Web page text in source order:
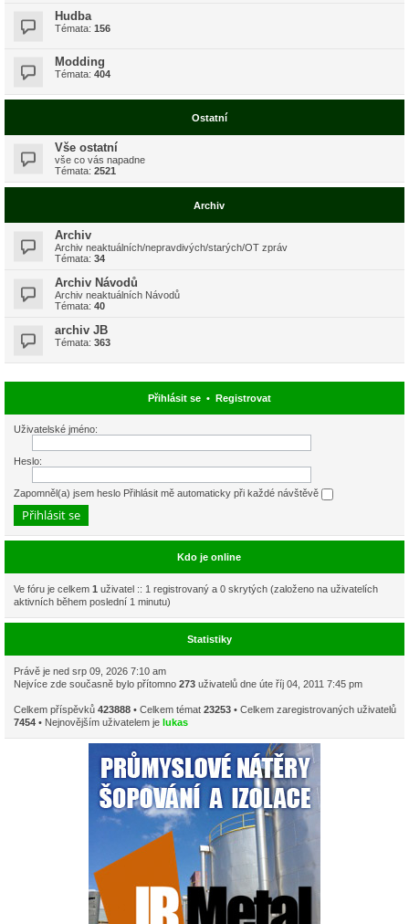
Hudba
Témata: 156
Modding
Témata: 404
Ostatní
Vše ostatní
vše co vás napadne
Témata: 2521
Archiv
Archiv
Archiv neaktuálních/nepravdivých/starých/OT zpráv
Témata: 34
Archiv Návodů
Archiv neaktuálních Návodů
Témata: 40
archiv JB
Témata: 363
Přihlásit se• Registrovat
Uživatelské jméno:
Heslo:
Zapomněl(a) jsem heslo Přihlásit mě automaticky při každé návštěvě
Kdo je online
Ve fóru je celkem 1 uživatel :: 1 registrovaný a 0 skrytých (založeno na uživatelích
aktivních během poslední 1 minutu)
Statistiky
Právě je ned srp 09, 2026 7:10 am
Nejvíce zde současně bylo přítomno 273 uživatelů dne úte říj 04, 2011 7:45 pm
Celkem příspěvků 423888 • Celkem témat 23253 • Celkem zaregistrovaných uživatelů
7454 • Nejnovějším uživatelem je lukas